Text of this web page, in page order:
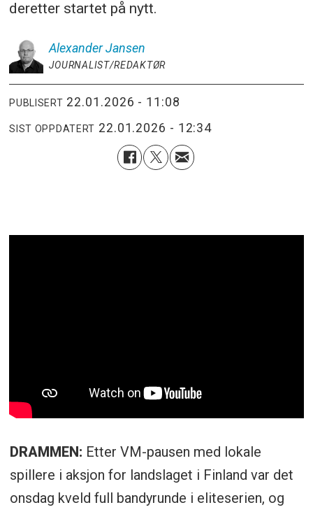
deretter startet på nytt.
Alexander Jansen
JOURNALIST/REDAKTØR
PUBLISERT 22.01.2026 - 11:08
SIST OPPDATERT 22.01.2026 - 12:34
DRAMMEN: Etter VM-pausen med lokale
spillere i aksjon for landslaget i Finland var det
onsdag kveld full bandyrunde i eliteserien, og